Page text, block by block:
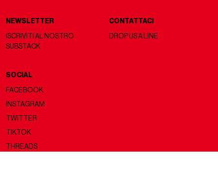
NEWSLETTER
ISCRIVITI AL NOSTRO
SUBSTACK
CONTATTACI
DROP US A LINE
SOCIAL
FACEBOOK
INSTAGRAM
TWITTER
TIKTOK
THREADS